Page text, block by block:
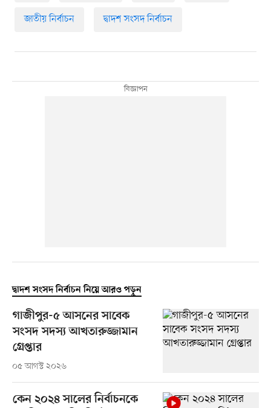
জাতীয় নির্বাচন দ্বাদশ সংসদ নির্বাচন
দ্বাদশ সংসদ নির্বাচন নিয়ে আরও পড়ুন
গাজীপুর-৫ আসনের সাবেক
সংসদ সদস্য আখতারুজ্জামান
গ্রেপ্তার
০৫ আগস্ট ২০২৬
কেন ২০২৪ সালের নির্বাচনকে